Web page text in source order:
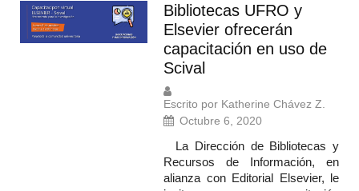
Bibliotecas UFRO y
Elsevier ofrecerán
capacitación en uso de
Scival
Escrito por Katherine Chávez Z.
Octubre 6, 2020
La Dirección de Bibliotecas y
Recursos de Información, en
alianza con Editorial Elsevier, le